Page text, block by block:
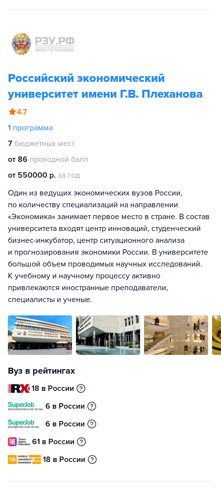
Российский экономический
университет имени Г.В. Плеханова
4.7
1 программа
7 бюджетных мест
от 86 проходной балл
от 550000 р. за год
Один из ведущих экономических вузов России,
по количеству специализаций на направлении
«Экономика» занимает первое место в стране. В состав
университета входят центр инноваций, студенческий
бизнес-инкубатор, центр ситуационного анализа
и прогнозирования экономики России. В университете
большой объем проводимых научных исследований.
К учебному и научному процессу активно
привлекаются иностранные преподаватели,
специалисты и ученые.
Вуз в рейтингах
18 в России
6 в России
6 в России
61 в России
18 в России